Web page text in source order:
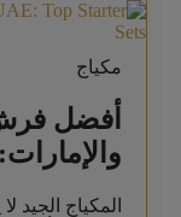
مكياج
أفضل
المكياج الجيد